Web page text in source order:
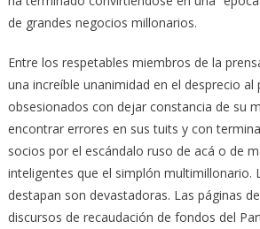
de grandes negocios millonarios.
Entre los respetables miembros de la
una increíble unanimidad en el desprecio al
obsesionados con dejar constancia de su
encontrar errores en sus tuits y con
socios por el escándalo ruso de acá o de
inteligentes que el simplón multimillonario.
destapan son devastadoras. Las páginas
discursos de recaudación de fondos del